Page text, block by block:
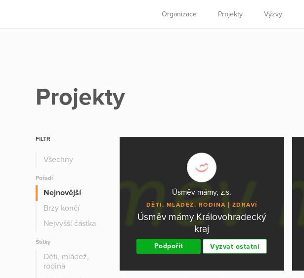
Organizace Projekty Výzvy
Projekty
FILTR
Všechny
Pořadí
Nejnovější
Brzy končí
Nejvyšší částka
Štítky
Děti, mládež,
rodina
Úsměv mámy, z.s.
DĚTI, MLÁDEŽ, RODINA ZDRAVÍ
Úsměv mámy Královohradecký
kraj
Podpořit Vyzvat ostatní